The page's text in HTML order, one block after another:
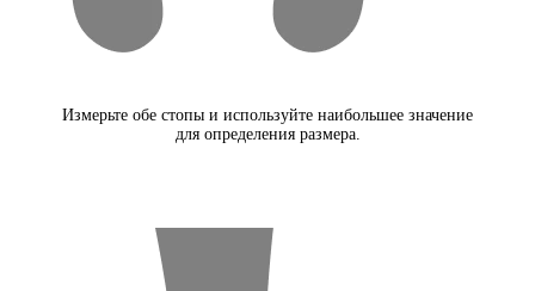
Измерьте обе стопы и используйте наибольшее значение
для определения размера.